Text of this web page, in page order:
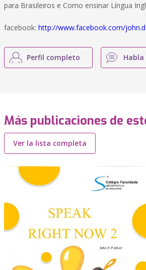
para Brasileiros e Como ensinar Língua
facebook: http://www.facebook.com/
Perfil completo
Más publicaciones de
Ver la lista completa